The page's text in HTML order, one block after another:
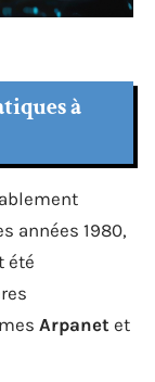
à
années 1980,
été
Arpanet et